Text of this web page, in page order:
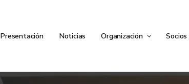
Presentación Noticias Organización Socios